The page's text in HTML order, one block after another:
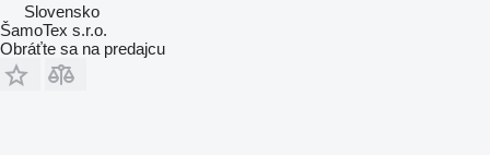
Slovensko
ŠamoTex s.r.o.
Obráťte sa na predajcu